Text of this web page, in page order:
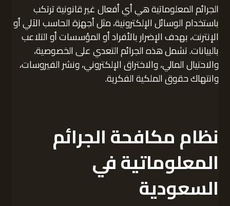
الجرائم المعلوماتية هي أي أفعال غير قانونية ترتكب
باستخدام الوسائل الإلكترونية، مثل أجهزة الحاسب الآلي أو
الإنترنت، بهدف الإضرار بالأفراد أو المؤسسات أو التلاعب
بالبيانات. تشمل هذه الجرائم التعدي على الخصوصية،
والاحتيال المالي، والاختراق الإلكتروني، ونشر الفيروسات،
وانتهاك حقوق الملكية الفكرية.
نظام مكافحة الجرائم
المعلوماتية في
السعودية